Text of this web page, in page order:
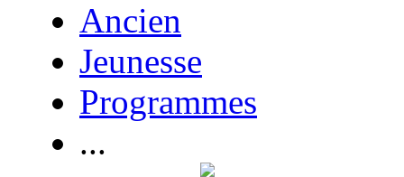
Ancien
Jeunesse
Programmes
...